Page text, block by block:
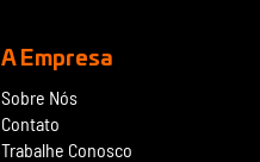
A Empresa
Sobre Nós
Contato
Trabalhe Conosco